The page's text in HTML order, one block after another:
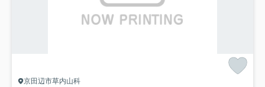
京田辺市草内山科